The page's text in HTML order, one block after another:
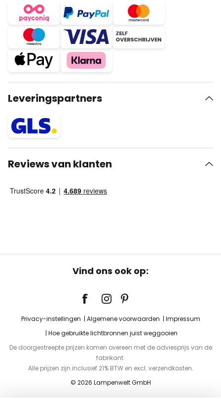
Leveringspartners
Reviews van klanten
Vind ons ook op:
Privacy-instellingen Algemene voorwaarden
Impressum
Hoe gebruikte lichtbronnen juist weggooien
De doorgestreepte prijzen komen overeen met de adviesprijs van de
fabrikant.
Alle prijzen zijn inclusief 21% BTW en excl. verzendkosten.
© 2026 Lampenwelt GmbH